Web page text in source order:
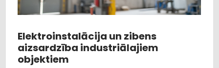
Elektroinstalācija un zibens
aizsardzība industriālajiem
objektiem